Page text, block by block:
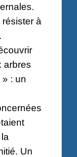
à
arbres
: un
Un